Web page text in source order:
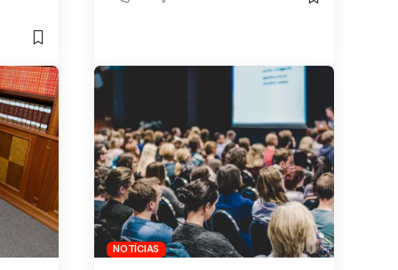
NOTÍCIAS